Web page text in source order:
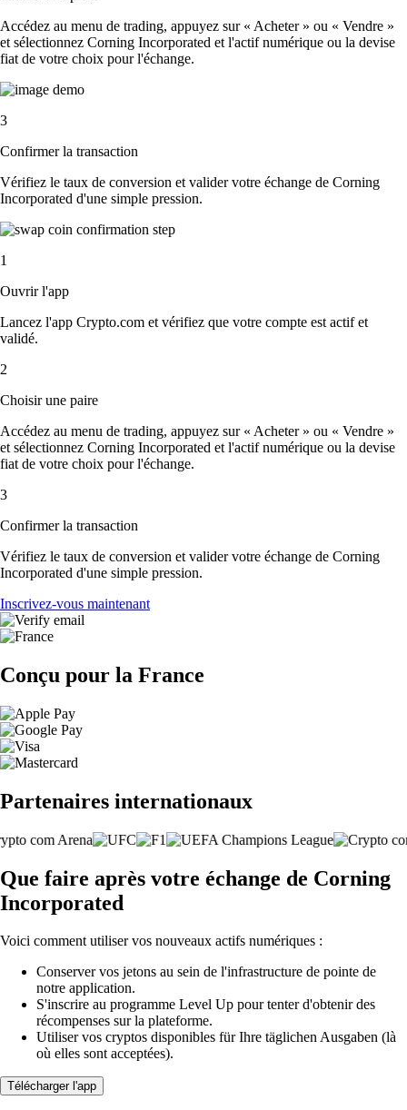
Accédez au menu de trading, appuyez sur « Acheter » ou « Vendre »
et sélectionnez Corning Incorporated et l'actif numérique ou la devise
fiat de votre choix pour l'échange.
3
Confirmer la transaction
Vérifiez le taux de conversion et valider votre échange de Corning
Incorporated d'une simple pression.
1
Ouvrir l'app
Lancez l'app Crypto.com et vérifiez que votre compte est actif et
validé.
2
Choisir une paire
Accédez au menu de trading, appuyez sur « Acheter » ou « Vendre »
et sélectionnez Corning Incorporated et l'actif numérique ou la devise
fiat de votre choix pour l'échange.
3
Confirmer la transaction
Vérifiez le taux de conversion et valider votre échange de Corning
Incorporated d'une simple pression.
Inscrivez-vous maintenant
Conçu pour la France
Partenaires internationaux
Que faire après votre échange de Corning
Incorporated
Voici comment utiliser vos nouveaux actifs numériques :
Conserver vos jetons au sein de l'infrastructure de pointe de
notre application.
S'inscrire au programme Level Up pour tenter d'obtenir des
récompenses sur la plateforme.
Utiliser vos cryptos disponibles für Ihre täglichen Ausgaben (là
où elles sont acceptées).
Télécharger l'app